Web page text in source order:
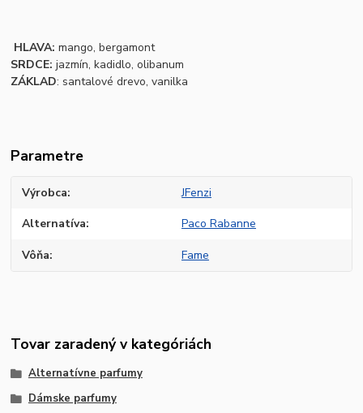
HLAVA:mango, bergamont
SRDCE:jazmín, kadidlo, olibanum
ZÁKLAD: santalové drevo, vanilka
Parametre
Výrobca JFenzi
Alternatíva Paco Rabanne
Vôňa Fame
Tovar zaradený v kategóriách
Alternatívne parfumy
Dámske parfumy